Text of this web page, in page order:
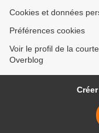
Cookies et données
Préférences cookies
Voir le profil de la
Overblog